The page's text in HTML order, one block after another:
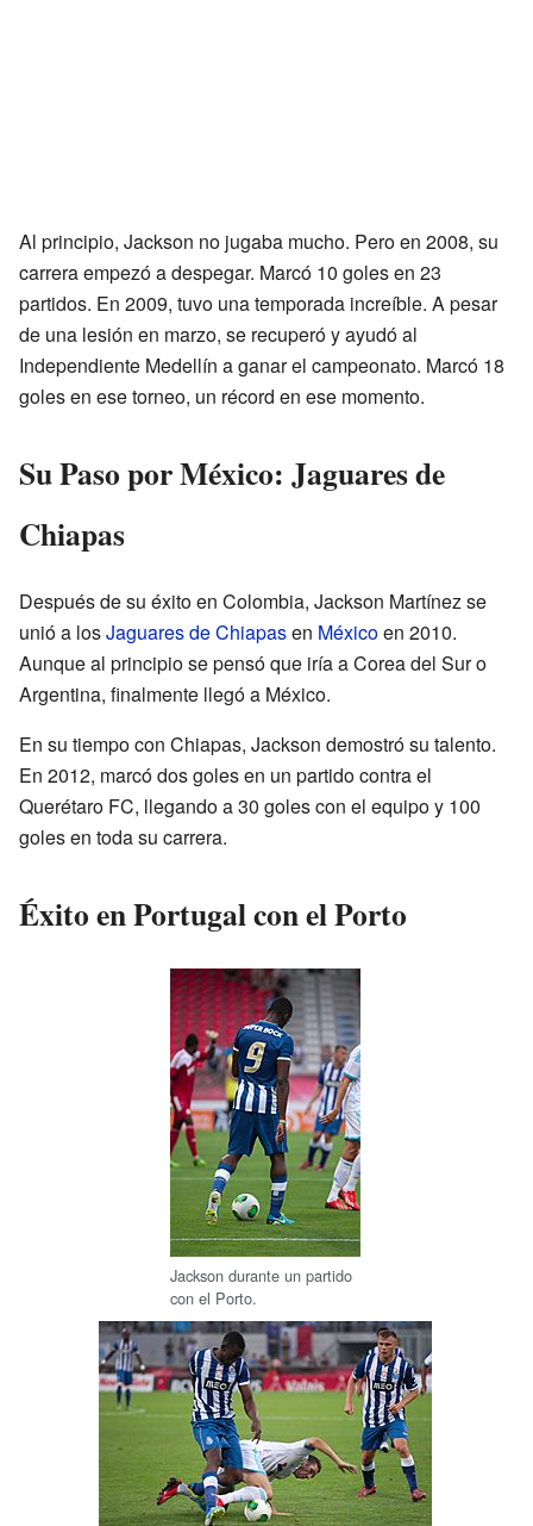
Al principio, Jackson no jugaba mucho. Pero en 2008, su
carrera empezó a despegar. Marcó 10 goles en 23
partidos. En 2009, tuvo una temporada increíble. A pesar
de una lesión en marzo, se recuperó y ayudó al
Independiente Medellín a ganar el campeonato. Marcó 18
goles en ese torneo, un récord en ese momento.
Su Paso por México: Jaguares de
Chiapas
Después de su éxito en Colombia, Jackson Martínez se
unió a losJaguares de Chiapasen Méxicoen 2010.
Aunque al principio se pensó que iría a Corea del Sur o
Argentina, finalmente llegó a México.
En su tiempo con Chiapas, Jackson demostró su talento.
En 2012, marcó dos goles en un partido contra el
Querétaro FC, llegando a 30 goles con el equipo y 100
goles en toda su carrera.
Éxito en Portugal con el Porto
Jackson durante un partido
con el Porto.